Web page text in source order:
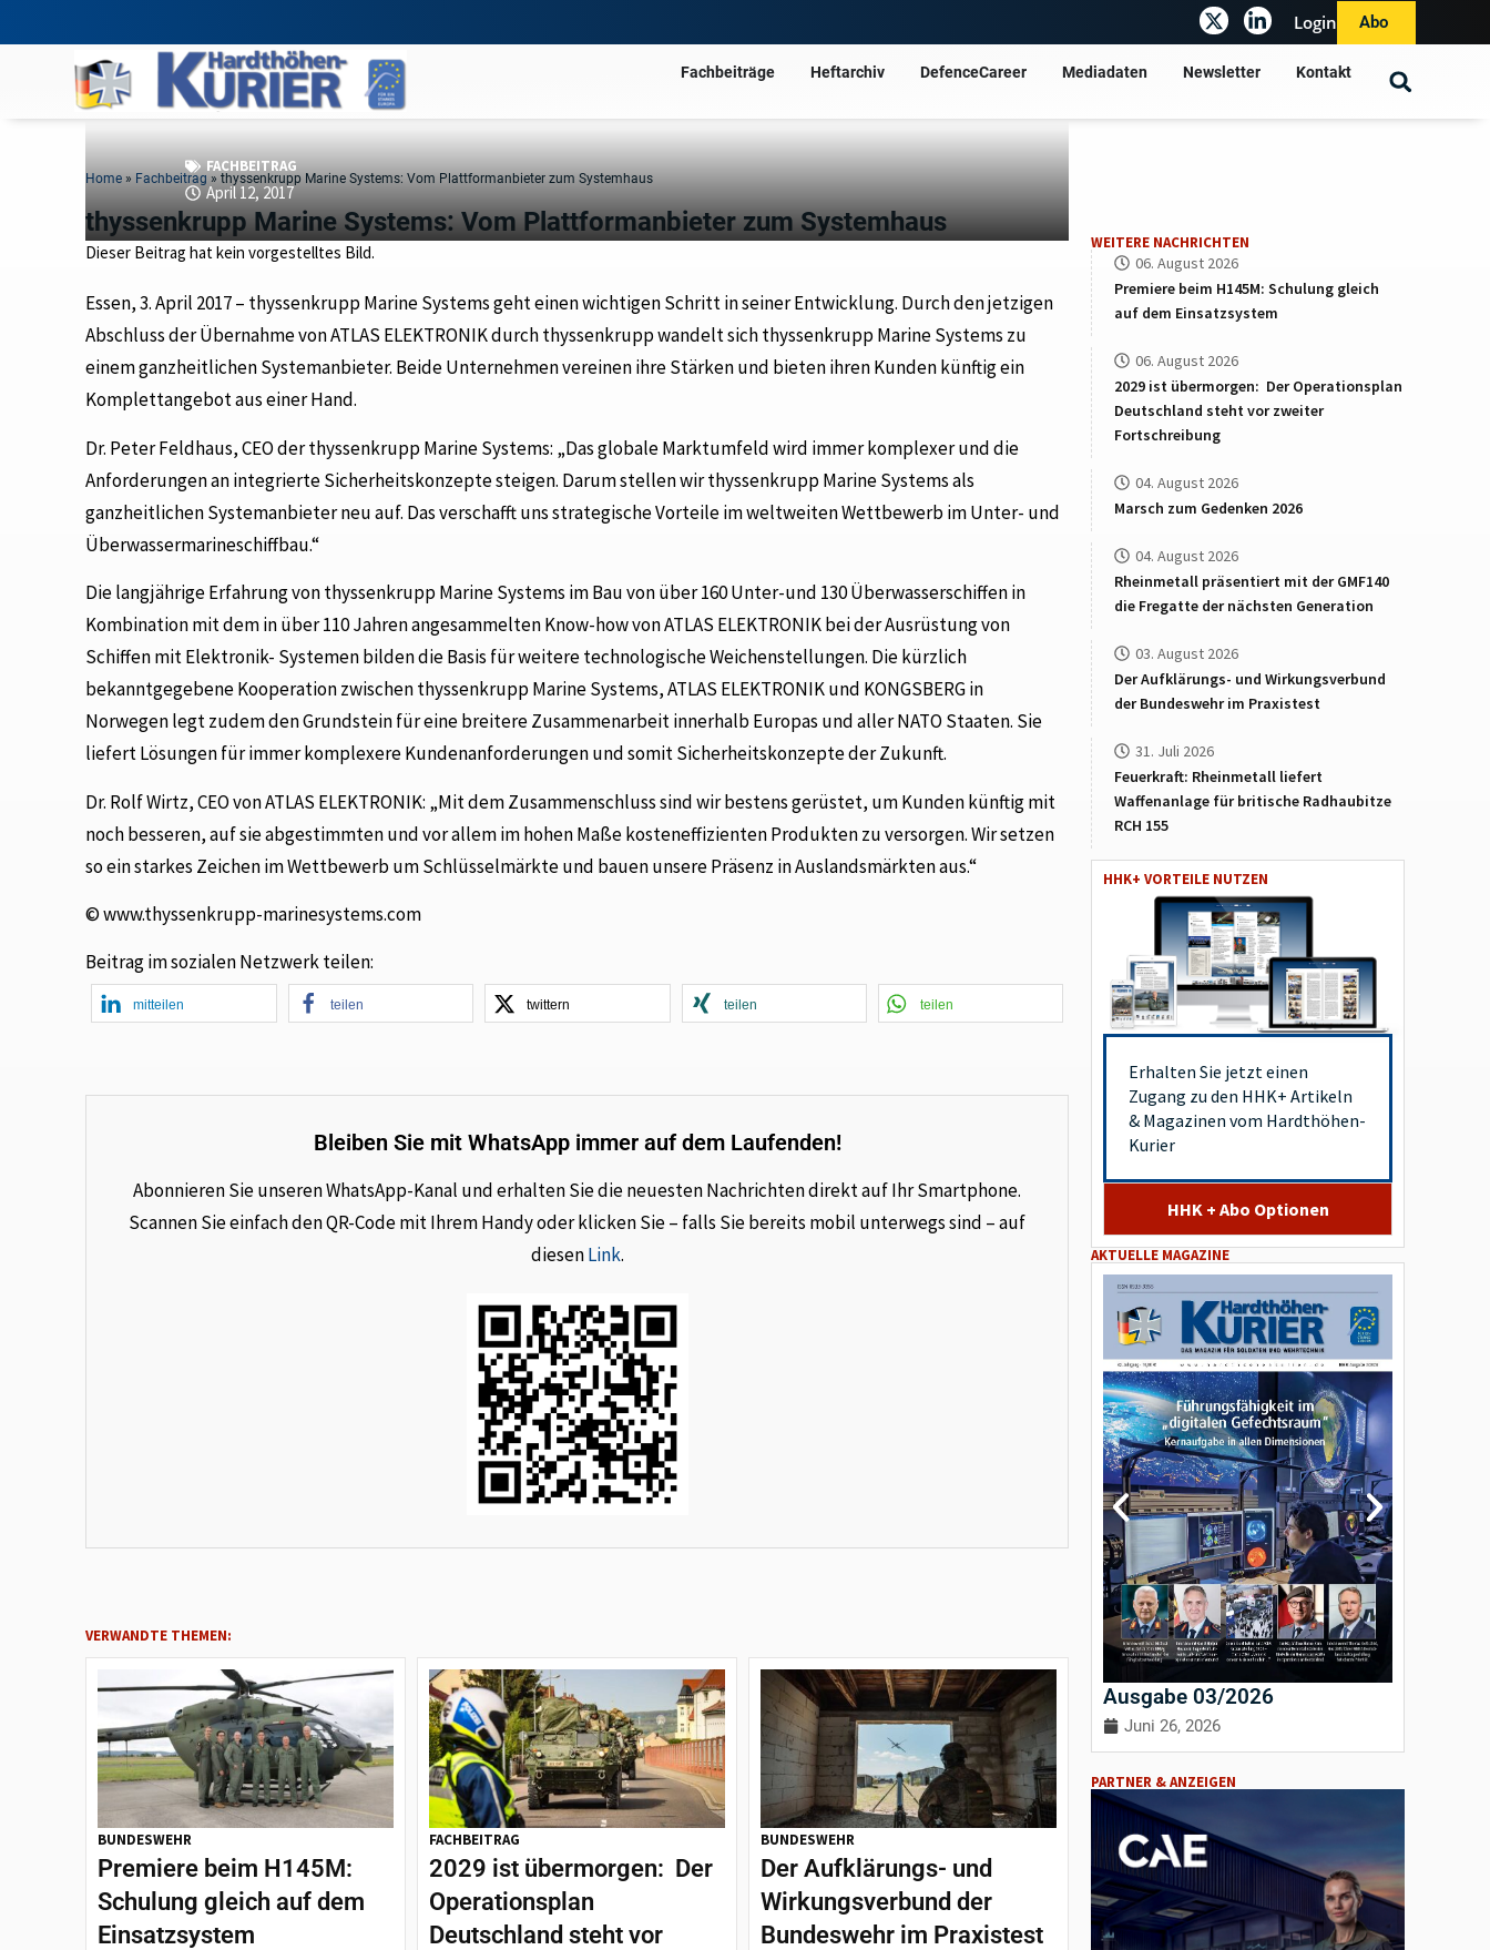
Login Abo
Fachbeiträge Heftarchiv DefenceCareer Mediadaten Newsletter Kontakt
Home » Fachbeitrag »thyssenkrupp Marine Systems: Vom Plattformanbieter zum Systemhaus
thyssenkrupp Marine Systems: Vom Plattformanbieter zum Systemhaus
FACHBEITRAG
April 12, 2017
Dieser Beitrag hat kein vorgestelltes Bild.
Essen, 3. April 2017 – thyssenkrupp Marine Systems geht einen wichtigen Schritt in seiner Entwicklung. Durch den jetzigen
Abschluss der Übernahme von ATLAS ELEKTRONIK durch thyssenkrupp wandelt sich thyssenkrupp Marine Systems zu
einem ganzheitlichen Systemanbieter. Beide Unternehmen vereinen ihre Stärken und bieten ihren Kunden künftig ein
Komplettangebot aus einer Hand.
Dr. Peter Feldhaus, CEO der thyssenkrupp Marine Systems: „Das globale Marktumfeld wird immer komplexer und die
Anforderungen an integrierte Sicherheitskonzepte steigen. Darum stellen wir thyssenkrupp Marine Systems als
ganzheitlichen Systemanbieter neu auf. Das verschafft uns strategische Vorteile im weltweiten Wettbewerb im Unter- und
Überwassermarineschiffbau.“
Die langjährige Erfahrung von thyssenkrupp Marine Systems im Bau von über 160 Unter-und 130 Überwasserschiffen in
Kombination mit dem in über 110 Jahren angesammelten Know-how von ATLAS ELEKTRONIK bei der Ausrüstung von
Schiffen mit Elektronik- Systemen bilden die Basis für weitere technologische Weichenstellungen. Die kürzlich
bekanntgegebene Kooperation zwischen thyssenkrupp Marine Systems, ATLAS ELEKTRONIK und KONGSBERG in
Norwegen legt zudem den Grundstein für eine breitere Zusammenarbeit innerhalb Europas und aller NATO Staaten. Sie
liefert Lösungen für immer komplexere Kundenanforderungen und somit Sicherheitskonzepte der Zukunft.
Dr. Rolf Wirtz, CEO von ATLAS ELEKTRONIK: „Mit dem Zusammenschluss sind wir bestens gerüstet, um Kunden künftig mit
noch besseren, auf sie abgestimmten und vor allem im hohen Maße kosteneffizienten Produkten zu versorgen. Wir setzen
so ein starkes Zeichen im Wettbewerb um Schlüsselmärkte und bauen unsere Präsenz in Auslandsmärkten aus.“
© www.thyssenkrupp-marinesystems.com
Beitrag im sozialen Netzwerk teilen:
mitteilen teilen twittern teilen teilen
Bleiben Sie mit WhatsApp immer auf dem Laufenden!
Abonnieren Sie unseren WhatsApp-Kanal und erhalten Sie die neuesten Nachrichten direkt auf Ihr Smartphone.
Scannen Sie einfach den QR-Code mit Ihrem Handy oder klicken Sie – falls Sie bereits mobil unterwegs sind – auf
diesenLink.
VERWANDTE THEMEN:
BUNDESWEHR
Premiere beim H145M:
Schulung gleich auf dem
Einsatzsystem
FACHBEITRAG
2029 ist übermorgen: Der
Operationsplan
Deutschland steht vor
BUNDESWEHR
Der Aufklärungs- und
Wirkungsverbund der
Bundeswehr im Praxistest
WEITERE NACHRICHTEN
06. August 2026
Premiere beim H145M: Schulung gleich
auf dem Einsatzsystem
06. August 2026
2029 ist übermorgen: Der Operationsplan
Deutschland steht vor zweiter
Fortschreibung
04. August 2026
Marsch zum Gedenken 2026
04. August 2026
Rheinmetall präsentiert mit der GMF140
die Fregatte der nächsten Generation
03. August 2026
Der Aufklärungs- und Wirkungsverbund
der Bundeswehr im Praxistest
31. Juli 2026
Feuerkraft: Rheinmetall liefert
Waffenanlage für britische Radhaubitze
RCH 155
HHK+ VORTEILE NUTZEN
Erhalten Sie jetzt einen
Zugang zu den HHK+ Artikeln
& Magazinen vom Hardthöhen-
Kurier
HHK + Abo Optionen
AKTUELLE MAGAZINE
Ausgabe 03/2026
Juni 26, 2026
PARTNER & ANZEIGEN